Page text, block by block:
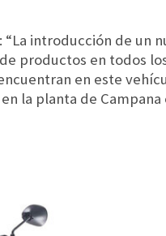
“La introducción de un
productos en todos
en este
la planta de Campana